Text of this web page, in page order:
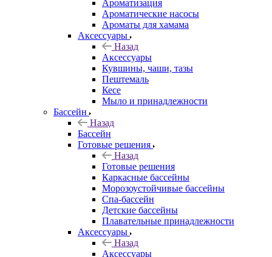
Ароматизация
Ароматические насосы
Ароматы для хамама
Аксессуары
Назад
Аксессуары
Кувшины, чаши, тазы
Пештемаль
Кесе
Мыло и принадлежности
Бассейн
Назад
Бассейн
Готовые решения
Назад
Готовые решения
Каркасные бассейны
Морозоустойчивые бассейны
Спа-бассейн
Детские бассейны
Плавательные принадлежности
Аксессуары
Назад
Аксессуары